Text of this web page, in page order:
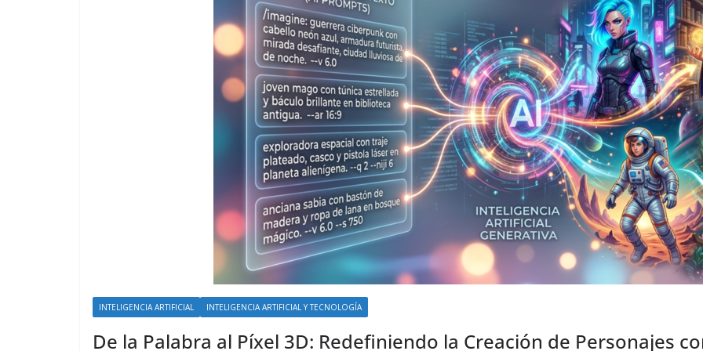
INTELIGENCIA ARTIFICIAL INTELIGENCIA ARTIFICIAL Y TECNOLOGÍA
De la Palabra al Píxel 3D: Redefiniendo la Creación de Personajes